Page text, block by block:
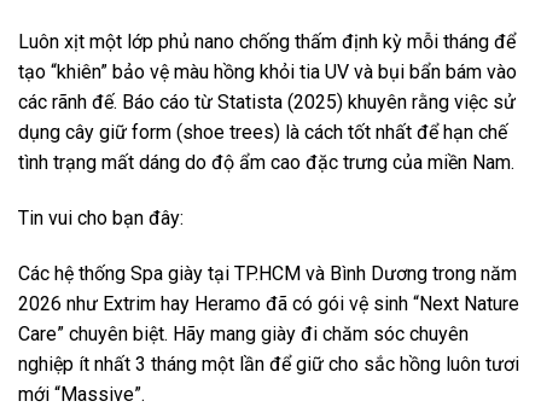
Luôn xịt một lớp phủ nano chống thấm định kỳ mỗi tháng để
tạo “khiên” bảo vệ màu hồng khỏi tia UV và bụi bẩn bám vào
các rãnh đế. Báo cáo từ Statista (2025) khuyên rằng việc sử
dụng cây giữ form (shoe trees) là cách tốt nhất để hạn chế
tình trạng mất dáng do độ ẩm cao đặc trưng của miền Nam.
Tin vui cho bạn đây:
Các hệ thống Spa giày tại TP.HCM và Bình Dương trong năm
2026 như Extrim hay Heramo đã có gói vệ sinh “Next Nature
Care” chuyên biệt. Hãy mang giày đi chăm sóc chuyên
nghiệp ít nhất 3 tháng một lần để giữ cho sắc hồng luôn tươi
mới “Massive”.